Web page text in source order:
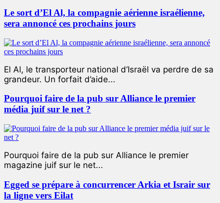
Le sort d’El Al, la compagnie aérienne israélienne,
sera annoncé ces prochains jours
El Al, le transporteur national d’Israël va perdre de sa
grandeur. Un forfait d’aide...
Pourquoi faire de la pub sur Alliance le premier
média juif sur le net ?
Pourquoi faire de la pub sur Alliance le premier
magazine juif sur le net...
Egged se prépare à concurrencer Arkia et Israir sur
la ligne vers Eilat